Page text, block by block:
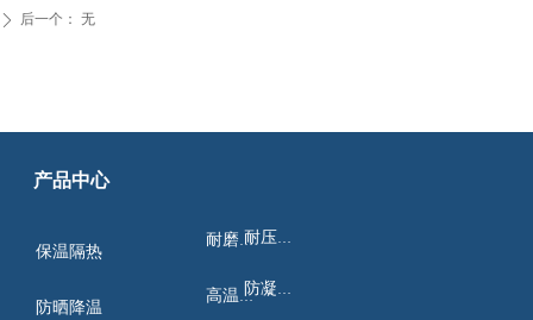
ꄲ 后一个： 无
产品中心
耐磨耐蚀
高温热防
耐压绝缘
防凝结露
保温隔热
防晒降温